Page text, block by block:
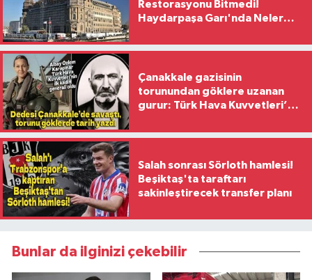
Restorasyonu Bitmedi!
Haydarpaşa Garı'nda Neler
Çanakkale gazisinin
torunundan göklere uzanan
gurur: Türk Hava Kuvvetleri’nin
Salah sonrası Sörloth hamlesi!
Beşiktaş'ta taraftarı
sakinleştirecek transfer planı
Bunlar da ilginizi çekebilir